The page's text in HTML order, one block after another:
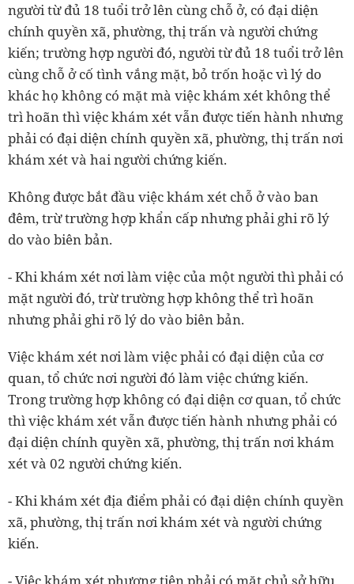
người từ đủ 18 tuổi trở lên cùng chỗ ở, có đại diện
chính quyền xã, phường, thị trấn và người chứng
kiến; trường hợp người đó, người từ đủ 18 tuổi trở lên
cùng chỗ ở cố tình vắng mặt, bỏ trốn hoặc vì lý do
khác họ không có mặt mà việc khám xét không thể
trì hoãn thì việc khám xét vẫn được tiến hành nhưng
phải có đại diện chính quyền xã, phường, thị trấn nơi
khám xét và hai người chứng kiến.
Không được bắt đầu việc khám xét chỗ ở vào ban
đêm, trừ trường hợp khẩn cấp nhưng phải ghi rõ lý
do vào biên bản.
- Khi khám xét nơi làm việc của một người thì phải có
mặt người đó, trừ trường hợp không thể trì hoãn
nhưng phải ghi rõ lý do vào biên bản.
Việc khám xét nơi làm việc phải có đại diện của cơ
quan, tổ chức nơi người đó làm việc chứng kiến.
Trong trường hợp không có đại diện cơ quan, tổ chức
thì việc khám xét vẫn được tiến hành nhưng phải có
đại diện chính quyền xã, phường, thị trấn nơi khám
xét và 02 người chứng kiến.
- Khi khám xét địa điểm phải có đại diện chính quyền
xã, phường, thị trấn nơi khám xét và người chứng
kiến.